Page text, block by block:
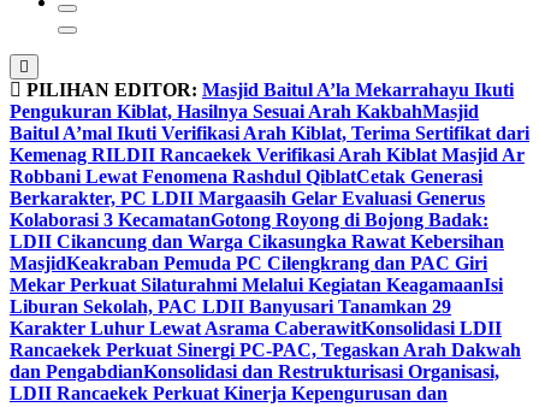
PILIHAN EDITOR: Masjid Baitul A’la Mekarrahayu Ikuti
Pengukuran Kiblat, Hasilnya Sesuai Arah KakbahMasjid
Baitul A’mal Ikuti Verifikasi Arah Kiblat, Terima Sertifikat dari
Kemenag RILDII Rancaekek Verifikasi Arah Kiblat Masjid Ar
Robbani Lewat Fenomena Rashdul QiblatCetak Generasi
Berkarakter, PC LDII Margaasih Gelar Evaluasi Generus
Kolaborasi 3 KecamatanGotong Royong di Bojong Badak:
LDII Cikancung dan Warga Cikasungka Rawat Kebersihan
MasjidKeakraban Pemuda PC Cilengkrang dan PAC Giri
Mekar Perkuat Silaturahmi Melalui Kegiatan KeagamaanIsi
Liburan Sekolah, PAC LDII Banyusari Tanamkan 29
Karakter Luhur Lewat Asrama CaberawitKonsolidasi LDII
Rancaekek Perkuat Sinergi PC-PAC, Tegaskan Arah Dakwah
dan PengabdianKonsolidasi dan Restrukturisasi Organisasi,
LDII Rancaekek Perkuat Kinerja Kepengurusan dan